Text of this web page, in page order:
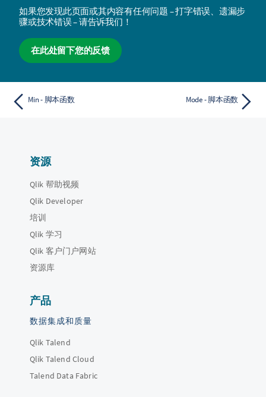
如果您发现此页面或其内容有任何问题 – 打字错误、遗漏步
骤或技术错误 – 请告诉我们！
在此处留下您的反馈
Min - 脚本函数 Mode - 脚本函数
资源
Qlik 帮助视频
Qlik Developer
培训
Qlik 学习
Qlik 客户门户网站
资源库
产品
数据集成和质量
Qlik Talend
Qlik Talend Cloud
Talend Data Fabric